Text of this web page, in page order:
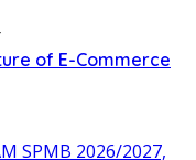
of E-Commerce